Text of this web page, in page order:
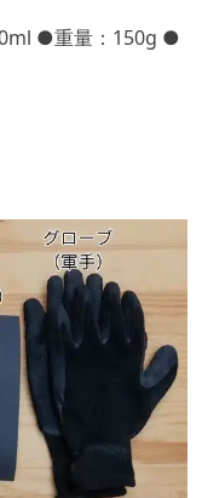
●重量：150g ●